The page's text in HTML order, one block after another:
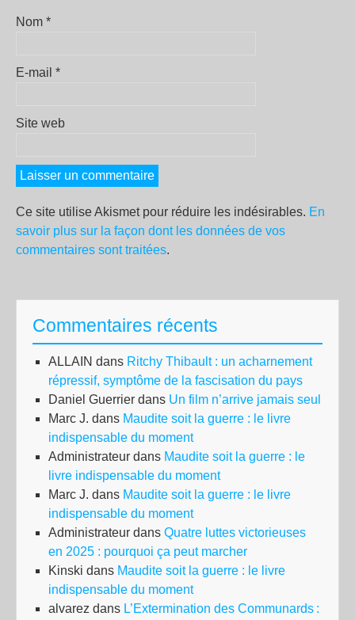
Nom *
E-mail *
Site web
Ce site utilise Akismet pour réduire les indésirables. En
savoir plus sur la façon dont les données de vos
commentaires sont traitées.
Commentaires récents
ALLAIN dans Ritchy Thibault : un acharnement
répressif, symptôme de la fascisation du pays
Daniel Guerrier dans Un film n’arrive jamais seul
Marc J. dans Maudite soit la guerre : le livre
indispensable du moment
Administrateur dans Maudite soit la guerre : le
livre indispensable du moment
Marc J. dans Maudite soit la guerre : le livre
indispensable du moment
Administrateur dans Quatre luttes victorieuses
en 2025 : pourquoi ça peut marcher
Kinski dans Maudite soit la guerre : le livre
indispensable du moment
alvarez dans L’Extermination des Communards :